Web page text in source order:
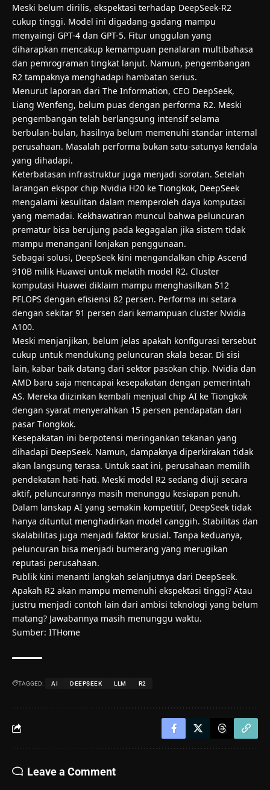
Meski belum dirilis, ekspektasi terhadap DeepSeek-R2
cukup tinggi. Model ini digadang-gadang mampu
menyaingi GPT-4 dan GPT-5. Fitur unggulan yang
diharapkan mencakup kemampuan penalaran multibahasa
dan pemrograman tingkat lanjut. Namun, pengembangan
R2 tampaknya menghadapi hambatan serius.
Menurut laporan dari The Information, CEO DeepSeek,
Liang Wenfeng, belum puas dengan performa R2. Meski
pengembangan telah berlangsung intensif selama
berbulan-bulan, hasilnya belum memenuhi standar internal
perusahaan. Masalah performa bukan satu-satunya kendala
yang dihadapi.
Keterbatasan infrastruktur juga menjadi sorotan. Setelah
larangan ekspor chip Nvidia H20 ke Tiongkok, DeepSeek
mengalami kesulitan dalam memperoleh daya komputasi
yang memadai. Kekhawatiran muncul bahwa peluncuran
prematur bisa berujung pada kegagalan jika sistem tidak
mampu menangani lonjakan penggunaan.
Sebagai solusi, DeepSeek kini mengandalkan chip Ascend
910B milik Huawei untuk melatih model R2. Cluster
komputasi Huawei diklaim mampu menghasilkan 512
PFLOPS dengan efisiensi 82 persen. Performa ini setara
dengan sekitar 91 persen dari kemampuan cluster Nvidia
A100.
Meski menjanjikan, belum jelas apakah konfigurasi tersebut
cukup untuk mendukung peluncuran skala besar. Di sisi
lain, kabar baik datang dari sektor pasokan chip. Nvidia dan
AMD baru saja mencapai kesepakatan dengan pemerintah
AS. Mereka diizinkan kembali menjual chip AI ke Tiongkok
dengan syarat menyerahkan 15 persen pendapatan dari
pasar Tiongkok.
Kesepakatan ini berpotensi meringankan tekanan yang
dihadapi DeepSeek. Namun, dampaknya diperkirakan tidak
akan langsung terasa. Untuk saat ini, perusahaan memilih
pendekatan hati-hati. Meski model R2 sedang diuji secara
aktif, peluncurannya masih menunggu kesiapan penuh.
Dalam lanskap AI yang semakin kompetitif, DeepSeek tidak
hanya dituntut menghadirkan model canggih. Stabilitas dan
skalabilitas juga menjadi faktor krusial. Tanpa keduanya,
peluncuran bisa menjadi bumerang yang merugikan
reputasi perusahaan.
Publik kini menanti langkah selanjutnya dari DeepSeek.
Apakah R2 akan mampu memenuhi ekspektasi tinggi? Atau
justru menjadi contoh lain dari ambisi teknologi yang belum
matang? Jawabannya masih menunggu waktu.
Sumber: ITHome
TAGGED: AI DEEPSEEK LLM R2
Leave a Comment